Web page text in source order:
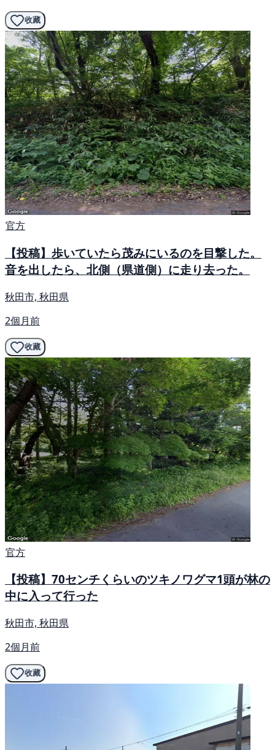
收藏
官方
【投稿】歩いていたら茂みにいるのを目撃した。
音を出したら、北側（県道側）に走り去った。
秋田市, 秋田県
2個月前
收藏
官方
【投稿】70センチくらいのツキノワグマ1頭が林の
中に入って行った
秋田市, 秋田県
2個月前
收藏